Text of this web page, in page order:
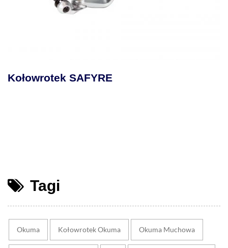
Kołowrotek SAFYRE
Tagi
Okuma Kołowrotek Okuma Okuma Muchowa